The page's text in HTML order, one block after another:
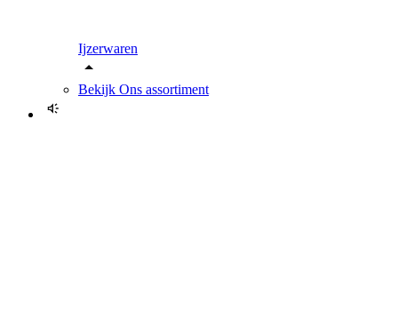
Ijzerwaren
Bekijk Ons assortiment